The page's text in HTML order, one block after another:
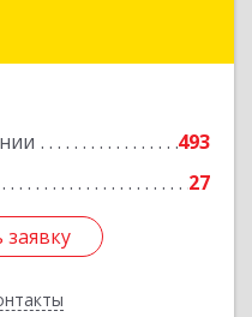
493
27
край, Красноярск г,